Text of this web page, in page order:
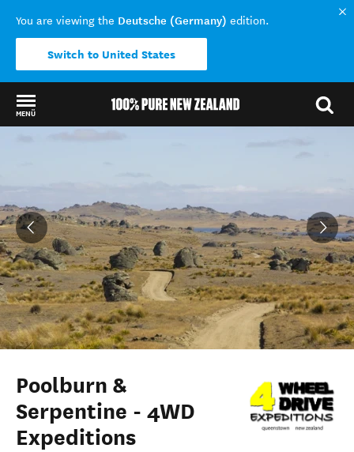
You are viewing the Deutsche (Germany) edition.
Switch to United States
MENÜ
Poolburn &
Serpentine - 4WD
Expeditions